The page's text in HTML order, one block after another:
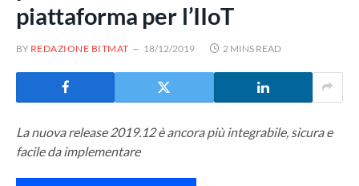
piattaforma per l’IIoT
BY REDAZIONE BITMAT 18/12/2019 2 MINS READ
La nuova release 2019.12 è ancora più integrabile, sicura e
facile da implementare